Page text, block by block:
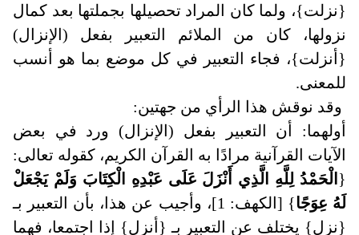
{نزلت}، ولما كان المراد تحصيلها بجملتها بعد كمال
نزولها، كان من الملائم التعبير بفعل (الإنزال)
{أنزلت}، فجاء التعبير في كل موضع بما هو أنسب
للمعنى.
وقد نوقش هذا الرأي من جهتين:
أولهما: أن التعبير بفعل (الإنزال) ورد في بعض
الآيات القرآنية مرادًا به القرآن الكريم، كقوله تعالى:
{ الْحَمْدُ لِلَّهِ الَّذِي أَنْزَلَ عَلَى عَبْدِهِ الْكِتَابَ وَلَمْ يَجْعَلْ
لَهُ عِوَجًا
} [الكهف: 1]، وأجيب عن هذا، بأن التعبير بـ
{نزل} يختلف عن التعبير بـ {أنزل} إذا اجتمعا، فهما